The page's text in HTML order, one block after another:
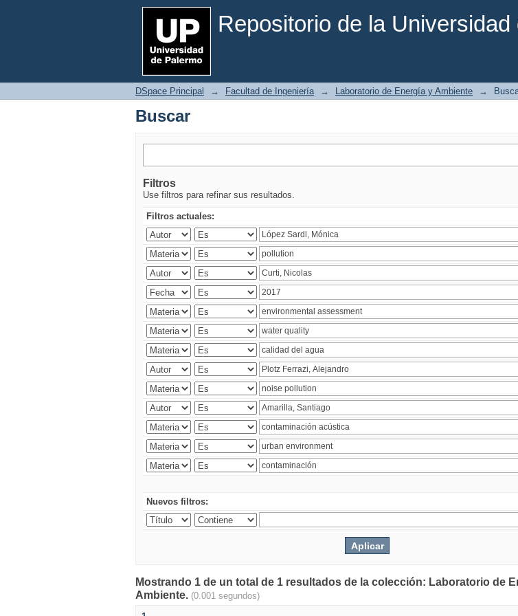
Repositorio de la Universidad
Buscar
DSpace Principal → Facultad de Ingeniería → Laboratorio de Energía y Ambiente →
Buscar
Filtros
Use filtros para refinar sus resultados.
Filtros actuales:
Nuevos filtros:
Mostrando 1 de un total de 1 resultados de la colección: Laboratorio de
Ambiente. (0.001 segundos)